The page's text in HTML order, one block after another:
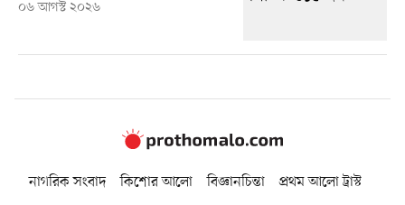
০৬ আগস্ট ২০২৬
নাগরিক সংবাদ কিশোর আলো বিজ্ঞানচিন্তা
প্রথম আলো ট্রাস্ট